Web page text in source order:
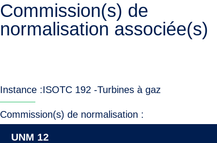
Commission(s) de
normalisation associée(s)
Instance :ISOTC 192 -Turbines à gaz
Commission(s) de normalisation :
UNM 12